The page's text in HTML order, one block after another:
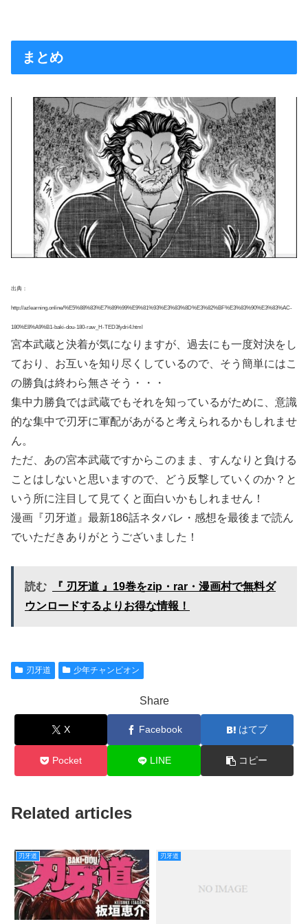
まとめ
出典：
http://azlearning.online/%E5%88%83%E7%89%99%E9%81%93%E3%83%8D%E3%82%BF%E3%83%90%E3%83%AC-
180%E8%A9%B1-baki-dou-180-raw_H-TED3fydri4.html
宮本武蔵と決着が気になりますが、過去にも一度対決をし
ており、お互いを知り尽くしているので、そう簡単にはこ
の勝負は終わら無さそう・・・
集中力勝負では武蔵でもそれを知っているがために、意識
的な集中で刃牙に軍配があがると考えられるかもしれませ
ん。
ただ、あの宮本武蔵ですからこのまま、すんなりと負ける
ことはしないと思いますので、どう反撃していくのか？と
いう所に注目して見てくと面白いかもしれません！
漫画『刃牙道』最新186話ネタバレ・感想を最後まで読ん
でいただきありがとうございました！
読む
『 刃牙道 』19巻をzip・rar・漫画村で無料ダ
ウンロードするよりお得な情報！
刃牙道 少年チャンピオン
Share
X Facebook はてブ
Pocket LINE コピー
Related articles
刃牙道 刃牙道